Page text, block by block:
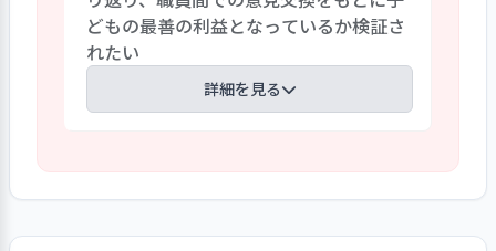
職員の定着化を図っている。今回の職員ア
ンケートでは、職員から給与処遇改善の
声が少なからずあったが、職員意欲向上
のためにも、村役場で積極的に検討され
るべき事項と思われる。
名前と顔が一致しないこと」「教室に掲
示してある子どもの作品が見れないこ
と」などの声が多々あった。また、新型
コロナウイルス感染症が５類に移行した
ことにより、感染対策に努めながらの対面
れていた全体懇談会の開催予定も希望し
たい。今後も保護者からの意見を聴取
提供に取り組まれたい。
どもの最善の利益となっているか検証さ
れたい
詳細を見る
れを機会とし、おやつの提供時の環境・